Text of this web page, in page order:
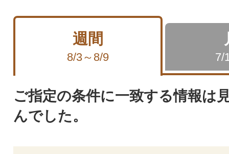
週間
8/3～8/9 7/
ご指定の条件に一致する情報は
んでした。